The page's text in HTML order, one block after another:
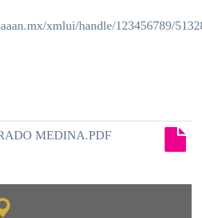
xmlui/handle/123456789/
MEDINA.PDF